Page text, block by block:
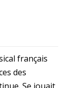
français
des